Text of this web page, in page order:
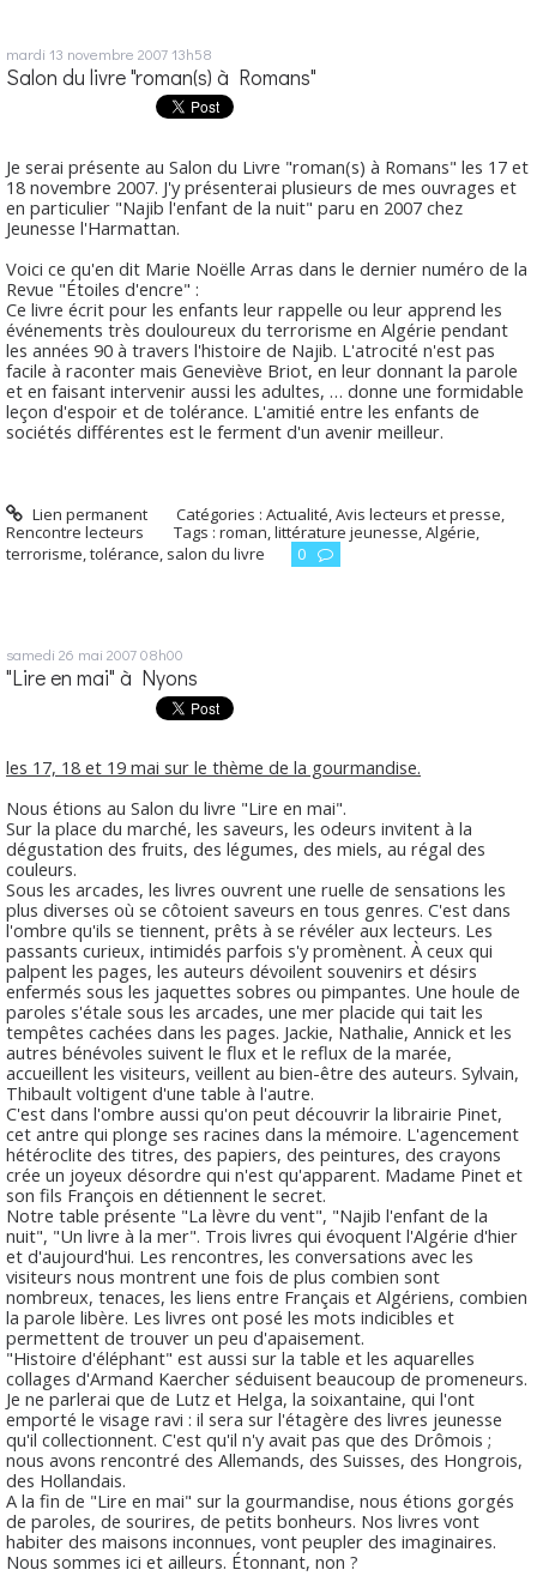
mardi 13 novembre 200713h58
Salon du livre "roman(s) à Romans"
Je serai présente au Salon du Livre "roman(s) à Romans" les 17 et
18 novembre 2007. J'y présenterai plusieurs de mes ouvrages et
en particulier "Najib l'enfant de la nuit" paru en 2007 chez
Jeunesse l'Harmattan.
Voici ce qu'en dit Marie Noëlle Arras dans le dernier numéro de la
Revue "Étoiles d'encre" :
Ce livre écrit pour les enfants leur rappelle ou leur apprend les
événements très douloureux du terrorisme en Algérie pendant
les années 90 à travers l'histoire de Najib. L'atrocité n'est pas
facile à raconter mais Geneviève Briot, en leur donnant la parole
et en faisant intervenir aussi les adultes, … donne une formidable
leçon d'espoir et de tolérance. L'amitié entre les enfants de
sociétés différentes est le ferment d'un avenir meilleur.
Lien permanent Catégories :Actualité,Avis lecteurs et presse,
Rencontre lecteurs
Tags : roman,littérature jeunesse,Algérie,
terrorisme,tolérance, salon du livre 0
samedi 26 mai 200708h00
"Lire en mai" à Nyons
les 17, 18 et 19 mai sur le thème de la gourmandise.
Nous étions au Salon du livre "Lire en mai".
Sur la place du marché, les saveurs, les odeurs invitent à la
dégustation des fruits, des légumes, des miels, au régal des
couleurs.
Sous les arcades, les livres ouvrent une ruelle de sensations les
plus diverses où se côtoient saveurs en tous genres. C'est dans
l'ombre qu'ils se tiennent, prêts à se révéler aux lecteurs. Les
passants curieux, intimidés parfois s'y promènent. À ceux qui
palpent les pages, les auteurs dévoilent souvenirs et désirs
enfermés sous les jaquettes sobres ou pimpantes. Une houle de
paroles s'étale sous les arcades, une mer placide qui tait les
tempêtes cachées dans les pages. Jackie, Nathalie, Annick et les
autres bénévoles suivent le flux et le reflux de la marée,
accueillent les visiteurs, veillent au bien-être des auteurs. Sylvain,
Thibault voltigent d'une table à l'autre.
C'est dans l'ombre aussi qu'on peut découvrir la librairie Pinet,
cet antre qui plonge ses racines dans la mémoire. L'agencement
hétéroclite des titres, des papiers, des peintures, des crayons
crée un joyeux désordre qui n'est qu'apparent. Madame Pinet et
son fils François en détiennent le secret.
Notre table présente "La lèvre du vent", "Najib l'enfant de la
nuit", "Un livre à la mer". Trois livres qui évoquent l'Algérie d'hier
et d'aujourd'hui. Les rencontres, les conversations avec les
visiteurs nous montrent une fois de plus combien sont
nombreux, tenaces, les liens entre Français et Algériens, combien
la parole libère. Les livres ont posé les mots indicibles et
permettent de trouver un peu d'apaisement.
"Histoire d'éléphant" est aussi sur la table et les aquarelles
collages d'Armand Kaercher séduisent beaucoup de promeneurs.
Je ne parlerai que de Lutz et Helga, la soixantaine, qui l'ont
emporté le visage ravi : il sera sur l'étagère des livres jeunesse
qu'il collectionnent. C'est qu'il n'y avait pas que des Drômois ;
nous avons rencontré des Allemands, des Suisses, des Hongrois,
des Hollandais.
A la fin de "Lire en mai" sur la gourmandise, nous étions gorgés
de paroles, de sourires, de petits bonheurs. Nos livres vont
habiter des maisons inconnues, vont peupler des imaginaires.
Nous sommes ici et ailleurs. Étonnant, non ?